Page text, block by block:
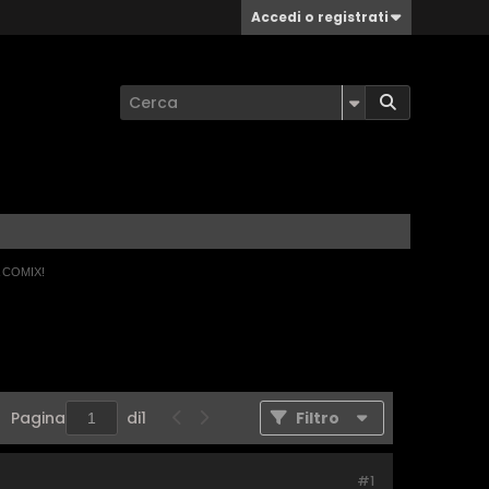
Accedi o registrati
Pagina di1 Filtro
#1